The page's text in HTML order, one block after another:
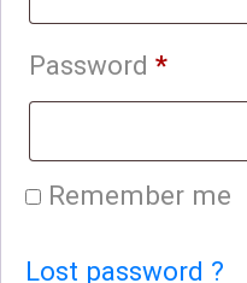
Password *
Remember me
Lost password ?